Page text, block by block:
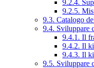
9.2.4.
9.2.5.
9.3. Catalogo
9.4. Sviluppare
9.4.1. Il
9.4.2. Il
9.4.3. Il
9.5. Sviluppare